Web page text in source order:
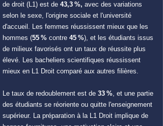
de droit (L1) est de 43,3 %, avec des variations
selon le sexe, l'origine sociale et l'université
d'accueil. Les femmes réussissent mieux que les
hommes (55 % contre 45 %), et les étudiants issus
de milieux favorisés ont un taux de réussite plus
élevé. Les bacheliers scientifiques réussissent
mieux en L1 Droit comparé aux autres filières.
Le taux de redoublement est de 33 %, et une partie
des étudiants se réoriente ou quitte l'enseignement
supérieur. La préparation à la L1 Droit implique de